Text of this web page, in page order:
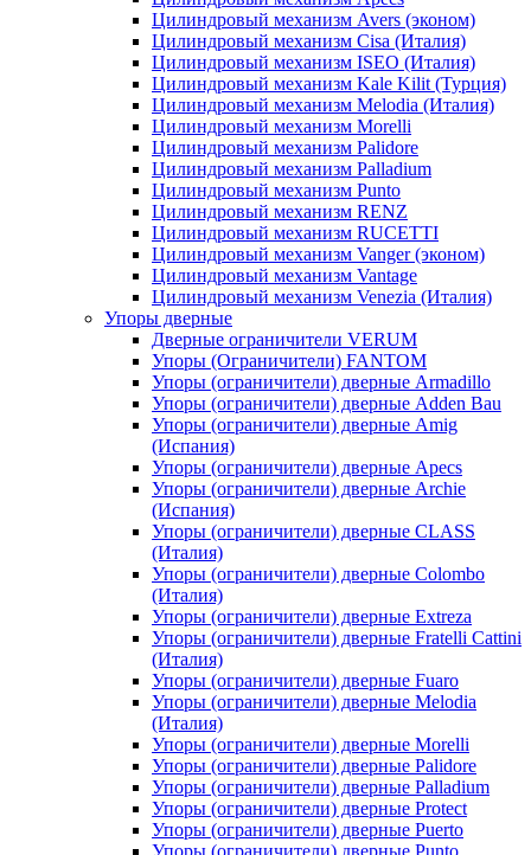
Цилиндровый механизм Avers (эконом)
Цилиндровый механизм Cisa (Италия)
Цилиндровый механизм ISEO (Италия)
Цилиндровый механизм Kale Kilit (Турция)
Цилиндровый механизм Melodia (Италия)
Цилиндровый механизм Morelli
Цилиндровый механизм Palidore
Цилиндровый механизм Palladium
Цилиндровый механизм Punto
Цилиндровый механизм RENZ
Цилиндровый механизм RUCETTI
Цилиндровый механизм Vanger (эконом)
Цилиндровый механизм Vantage
Цилиндровый механизм Venezia (Италия)
Упоры дверные
Дверные ограничители VERUM
Упоры (Ограничители) FANTOM
Упоры (ограничители) дверные Armadillo
Упоры (ограничители) дверные Adden Bau
Упоры (ограничители) дверные Amig
(Испания)
Упоры (ограничители) дверные Apecs
Упоры (ограничители) дверные Archie
(Испания)
Упоры (ограничители) дверные CLASS
(Италия)
Упоры (ограничители) дверные Colombo
(Италия)
Упоры (ограничители) дверные Extreza
Упоры (ограничители) дверные Fratelli Cattini
(Италия)
Упоры (ограничители) дверные Fuaro
Упоры (ограничители) дверные Melodia
(Италия)
Упоры (ограничители) дверные Morelli
Упоры (ограничители) дверные Palidore
Упоры (ограничители) дверные Palladium
Упоры (ограничители) дверные Protect
Упоры (ограничители) дверные Puerto
Упоры (ограничители) дверные Punto